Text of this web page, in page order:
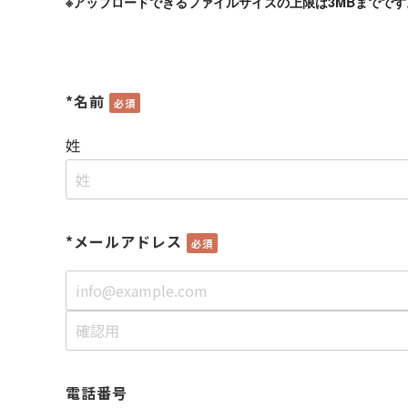
*名前
姓
*メールアドレス
電話番号